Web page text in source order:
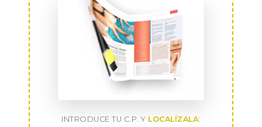
INTRODUCE TU C.P. Y LOCALÍZALA: